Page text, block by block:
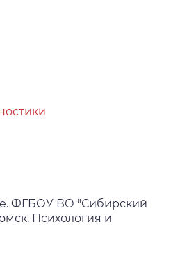
ФГБОУ ВО "Сибирский
Психология и